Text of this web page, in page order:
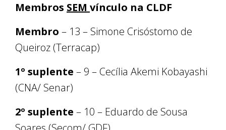
Membros SEM vínculo na CLDF
Membro – 13 – Simone Crisóstomo de
Queiroz (Terracap)
1º suplente – 9 – Cecília Akemi Kobayashi
(CNA/ Senar)
2º suplente – 10 – Eduardo de Sousa